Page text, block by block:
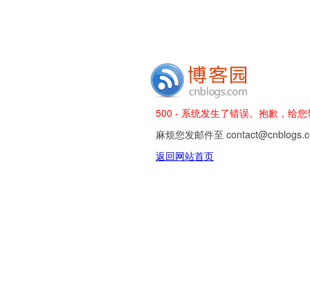
500 - 系统发生了错误。抱歉，给
麻烦您发邮件至
返回网站首页